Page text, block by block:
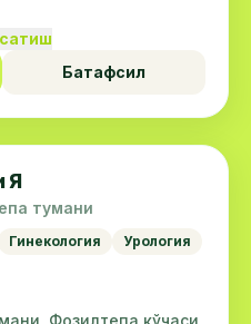
Батафсил
Я
тумани
Гинекология
Урология
Фозилтепа кўчаси,